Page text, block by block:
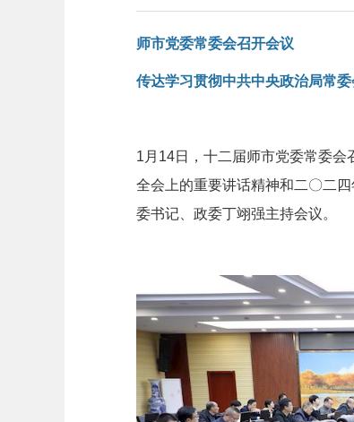
师市党委常委会召开会议
传达学习贯彻中共中央政治局常
1月14日，十二届师市党委常委
全会上的重要讲话精神和二〇二
委书记、政委丁翊强主持会议。